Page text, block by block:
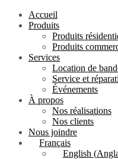
Accueil
Produits
Produits
Produits
Services
Location de
Service et
Événements
À propos
Nos réalisations
Nos clients
Nous joindre
Français
English (